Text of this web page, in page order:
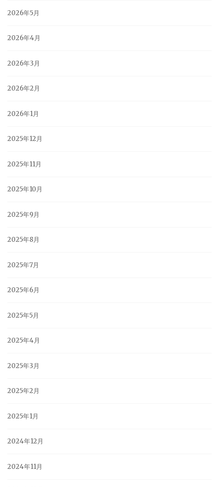
2026年5月
2026年4月
2026年3月
2026年2月
2026年1月
2025年12月
2025年11月
2025年10月
2025年9月
2025年8月
2025年7月
2025年6月
2025年5月
2025年4月
2025年3月
2025年2月
2025年1月
2024年12月
2024年11月